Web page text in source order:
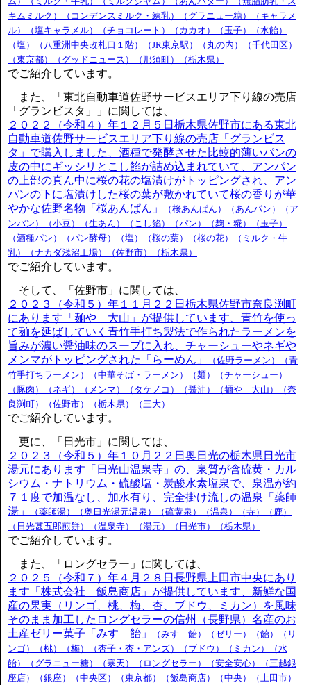
キムミルク）（コンデンスミルク・練乳）（グラニュー糖）（キャラメ
ル）（塩キャラメル）（チョコレート）（カカオ）（玉子）（水飴）
（塩）（八重洲中央改札口１階）（JR東京駅）（丸の内）（千代田区）
（東京都）（グッドニュース）（那須町）（栃木県）
でご紹介しています。
また、「東北自動車道佐野サービスエリア下り線の売店
「グランビスタ」」に関しては、
２０２２（令和４）年１２月５日栃木県佐野市にある東北
自動車道佐野サービスエリア下り線の売店「グランビス
タ」で購入しました、酒種で発酵させた比較的薄いパンの
皮の中にギッシリとこし餡が詰め込まれていて、アンパン
の上部の真ん中に桜の花の塩漬けがトッピングされ、アン
パンの下に塩漬けした桜の葉が敷かれていて桜の香りが華
やかな佐野名物「桜あんぱん」
（桜あんぱん）（あんパン）（ア
ンパン）（小豆）（生あん）（こし餡）（パン）（麹・糀）（玉子）
（酒種パン）（パン酵母）（塩）（桜の葉）（桜の花）（ミルク・牛
乳）（ナカダ浅沼工場）（佐野市）（栃木県）
でご紹介しています。
そして、「佐野市」に関しては、
２０２３（令和５）年１１月２２日栃木県佐野市奈良渕町
にあります「麺や 大山」が提供しています、青竹を使っ
て麺を延ばしていく青竹手打ち製法で作られたラーメンを
旨みが濃い醤油味のスープに入れ、チャーシューやネギや
メンマがトッピングされた「らーめん」
（佐野ラーメン）（青
竹手打ちラーメン）（中華そば・ラーメン）（麺）（チャーシュー）
（豚肉）（ネギ）（メンマ）（タケノコ）（醤油）（麺や 大山）（奈
良渕町）（佐野市）（栃木県）（三大）
でご紹介しています。
更に、「日光市」に関しては、
２０２３（令和５）年１０月２２日奥日光の栃木県日光市
湯元にあります「日光山温泉寺」の、泉質が含硫黄・カル
シウム・ナトリウム・硫酸塩・炭酸水素塩泉で、泉温が約
７１度で加温なし、加水有り、完全掛け流しの温泉「薬師
湯」
（薬師湯）（奥日光湯元温泉）（硫黄泉）（温泉）（寺）（鹿）
（日光甚五郎煎餅）（温泉寺）（湯元）（日光市）（栃木県）
でご紹介しています。
また、「ロングセラー」に関しては、
２０２５（令和７）年４月２８日長野県上田市中央にあり
ます「株式会社 飯島商店」が提供しています、新鮮な国
産の果実（リンゴ、桃、梅、杏、ブドウ、ミカン）を風味
そのまま加工したロングセラーの信州（長野県）名産のお
土産ゼリー菓子「みすゞ飴」
（みすゞ飴）（ゼリー）（飴）（リ
ンゴ）（桃）（梅）（杏子・杏・アンズ）（ブドウ）（ミカン）（水
飴）（グラニュー糖）（寒天）（ロングセラー）（安全安心）（三越銀
座店）（銀座）（中央区）（東京都）（飯島商店）（中央）（上田市）